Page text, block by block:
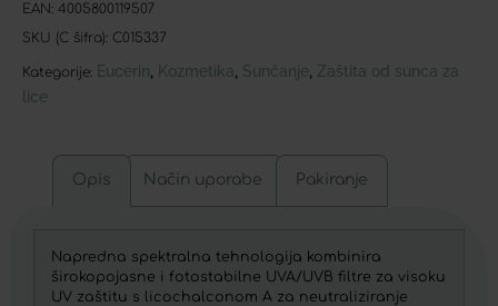
EAN: 4005800119507
SKU (C šifra): C015337
Kategorije: Eucerin, Kozmetika, Sunčanje, Zaštita od sunca za
lice
Opis Način uporabe Pakiranje
Napredna spektralna tehnologija kombinira
širokopojasne i fotostabilne UVA/UVB filtre za visoku
UV zaštitu s licochalconom A za neutraliziranje